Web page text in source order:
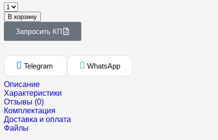
В корзину
Запросить КП
Telegram WhatsApp
Описание
Характеристики
Отзывы (0)
Комплектация
Доставка и оплата
Файлы